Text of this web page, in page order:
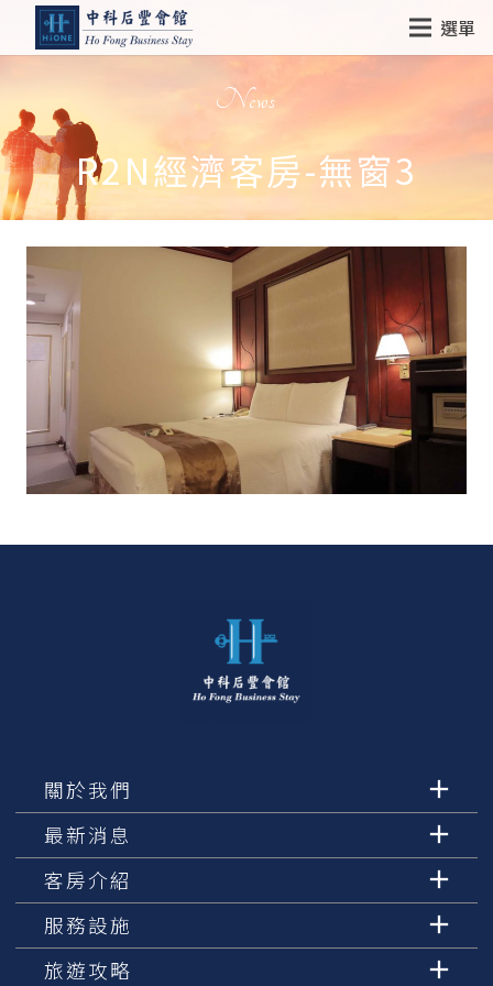
選單
News
R2N經濟客房-無窗3
關於我們
最新消息
客房介紹
服務設施
旅遊攻略